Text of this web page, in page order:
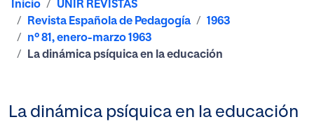
Inicio
UNIR REVISTAS
Revista Española de Pedagogía
1963
nº 81, enero-marzo 1963
La dinámica psíquica en la educación
La dinámica psíquica en la educación